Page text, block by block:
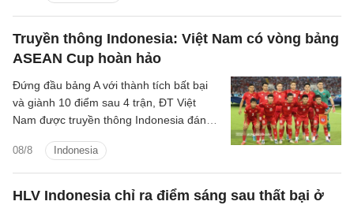
Truyền thông Indonesia: Việt Nam có vòng bảng
ASEAN Cup hoàn hảo
08/8 Indonesia
Đứng đầu bảng A với thành tích bất bại
và giành 10 điểm sau 4 trận, ĐT Việt
Nam được truyền thông Indonesia đánh
địch.
HLV Indonesia chỉ ra điểm sáng sau thất bại ở